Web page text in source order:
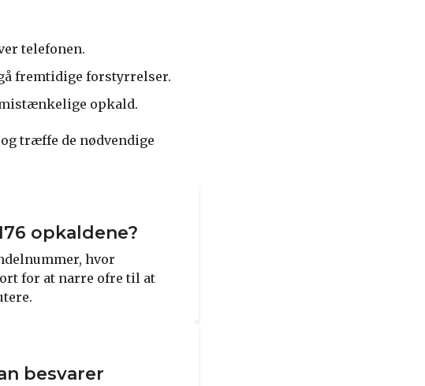
telefonen.
fremtidige forstyrrelser.
opkald.
træffe de nødvendige
opkaldene?
hvor
for at narre ofre til at
besvarer